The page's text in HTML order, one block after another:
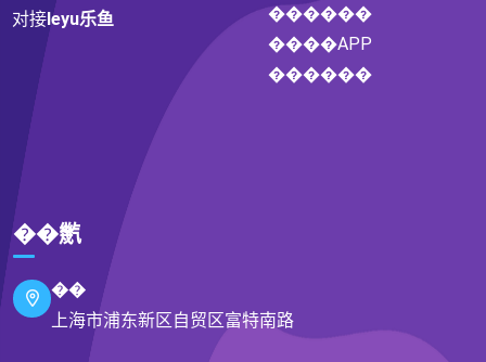
对接leyu乐鱼
������
����APP
������
��㡮
��
上海市浦东新区自贸区富特南路